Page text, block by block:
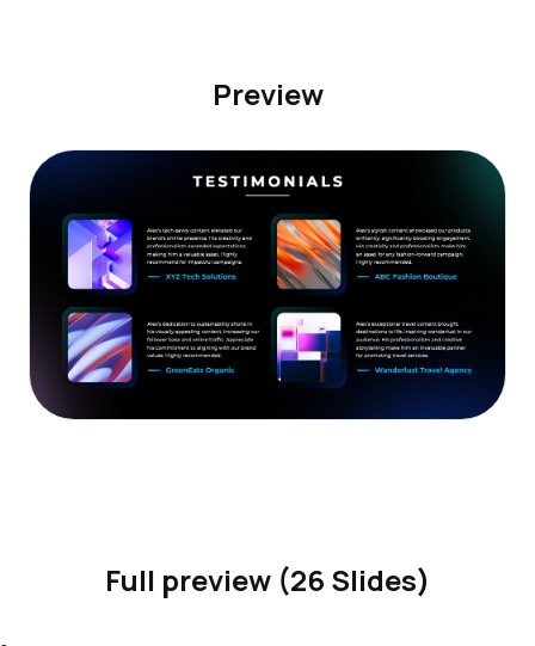
Preview
Full preview (26 Slides)